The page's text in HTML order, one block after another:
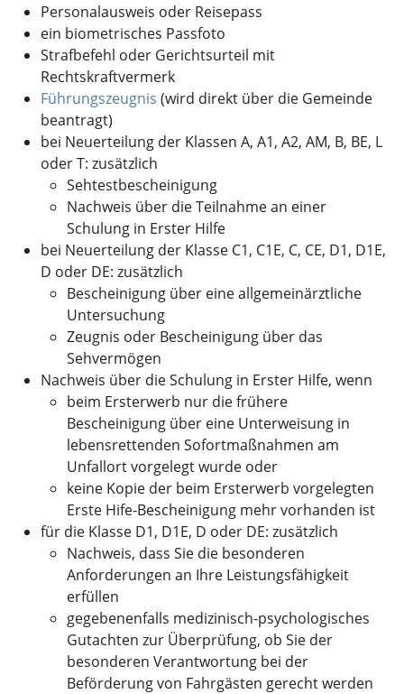
Personalausweis oder Reisepass
ein biometrisches Passfoto
Strafbefehl oder Gerichtsurteil mit
Rechtskraftvermerk
Führungszeugnis (wird direkt über die Gemeinde
beantragt)
bei Neuerteilung der Klassen A, A1, A2, AM, B, BE, L
oder T: zusätzlich
Sehtestbescheinigung
Nachweis über die Teilnahme an einer
Schulung in Erster Hilfe
bei Neuerteilung der Klasse C1, C1E, C, CE, D1, D1E,
D oder DE: zusätzlich
Bescheinigung über eine allgemeinärztliche
Untersuchung
Zeugnis oder Bescheinigung über das
Sehvermögen
Nachweis über die Schulung in Erster Hilfe, wenn
beim Ersterwerb nur die frühere
Bescheinigung über eine Unterweisung in
lebensrettenden Sofortmaßnahmen am
Unfallort vorgelegt wurde oder
keine Kopie der beim Ersterwerb vorgelegten
Erste Hife-Bescheinigung mehr vorhanden ist
für die Klasse D1, D1E, D oder DE: zusätzlich
Nachweis, dass Sie die besonderen
Anforderungen an Ihre Leistungsfähigkeit
erfüllen
gegebenenfalls medizinisch-psychologisches
Gutachten zur Überprüfung, ob Sie der
besonderen Verantwortung bei der
Beförderung von Fahrgästen gerecht werden